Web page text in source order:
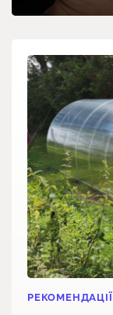
РЕКОМЕНДАЦІЇ